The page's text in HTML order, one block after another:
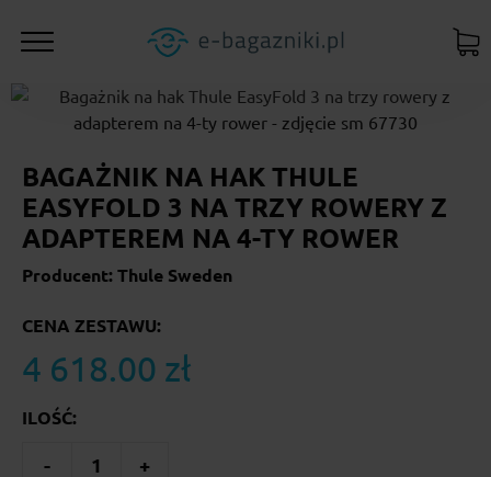
BAGAŻNIK NA HAK THULE
EASYFOLD 3 NA TRZY ROWERY Z
ADAPTEREM NA 4-TY ROWER
Producent: Thule Sweden
CENA ZESTAWU:
4 618.00 zł
ILOŚĆ:
- 1 +